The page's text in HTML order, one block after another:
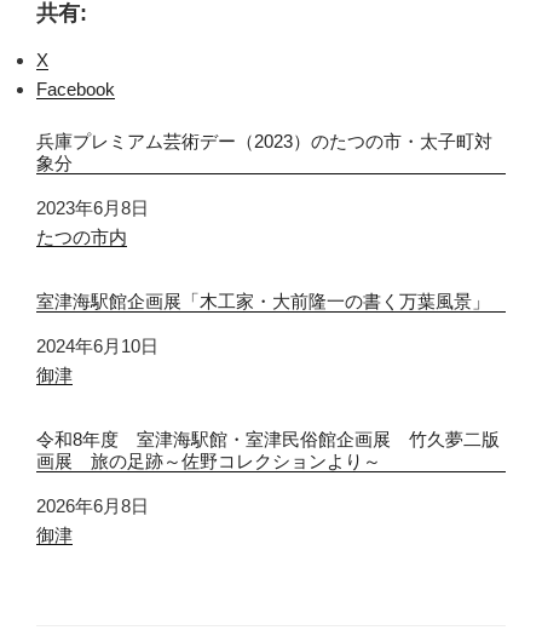
共有:
X
Facebook
兵庫プレミアム芸術デー（2023）のたつの市・太子町対
象分
日付
2023年6月8日
関連理由
たつの市内
室津海駅館企画展「木工家・大前隆一の書く万葉風景」
日付
2024年6月10日
関連理由
御津
令和8年度 室津海駅館・室津民俗館企画展 竹久夢二版
画展 旅の足跡～佐野コレクションより～
日付
2026年6月8日
関連理由
御津